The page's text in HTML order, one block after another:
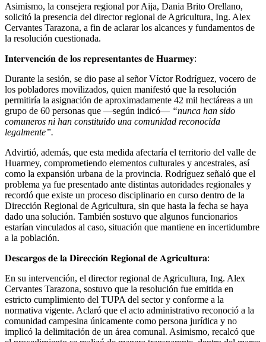
Asimismo, la consejera regional por Aija, Dania Brito Orellano,
solicitó la presencia del director regional de Agricultura, Ing. Alex
Cervantes Tarazona, a fin de aclarar los alcances y fundamentos de
la resolución cuestionada.
𝐈𝐧𝐭𝐞𝐫𝐯𝐞𝐧𝐜𝐢𝐨́𝐧 𝐝𝐞 𝐥𝐨𝐬 𝐫𝐞𝐩𝐫𝐞𝐬𝐞𝐧𝐭𝐚𝐧𝐭𝐞𝐬 𝐝𝐞 𝐇𝐮𝐚𝐫𝐦𝐞𝐲:
Durante la sesión, se dio pase al señor Víctor Rodríguez, vocero de
los pobladores movilizados, quien manifestó que la resolución
permitiría la asignación de aproximadamente 42 mil hectáreas a un
grupo de 60 personas que —según indicó— “nunca han sido
comuneros ni han constituido una comunidad reconocida
legalmente”.
Advirtió, además, que esta medida afectaría el territorio del valle de
Huarmey, comprometiendo elementos culturales y ancestrales, así
como la expansión urbana de la provincia. Rodríguez señaló que el
problema ya fue presentado ante distintas autoridades regionales y
recordó que existe un proceso disciplinario en curso dentro de la
Dirección Regional de Agricultura, sin que hasta la fecha se haya
dado una solución. También sostuvo que algunos funcionarios
estarían vinculados al caso, situación que mantiene en incertidumbre
a la población.
𝐃𝐞𝐬𝐜𝐚𝐫𝐠𝐨𝐬 𝐝𝐞 𝐥𝐚 𝐃𝐢𝐫𝐞𝐜𝐜𝐢𝐨́𝐧 𝐑𝐞𝐠𝐢𝐨𝐧𝐚𝐥 𝐝𝐞 𝐀𝐠𝐫𝐢𝐜𝐮𝐥𝐭𝐮𝐫𝐚:
En su intervención, el director regional de Agricultura, Ing. Alex
Cervantes Tarazona, sostuvo que la resolución fue emitida en
estricto cumplimiento del TUPA del sector y conforme a la
normativa vigente. Aclaró que el acto administrativo reconoció a la
comunidad campesina únicamente como persona jurídica y no
implicó la delimitación de un área comunal. Asimismo, recalcó que